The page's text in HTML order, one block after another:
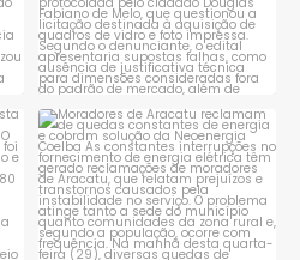
Moradores de Aracatu
reclamam de quedas
constantes ...
1 0